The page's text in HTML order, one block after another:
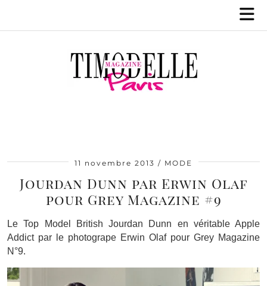
11 novembre 2013 MODE
Jourdan Dunn par Erwin Olaf
pour Grey Magazine #9
Le Top Model British Jourdan Dunn en véritable Apple
Addict par le photogrape Erwin Olaf pour Grey Magazine
N°9.